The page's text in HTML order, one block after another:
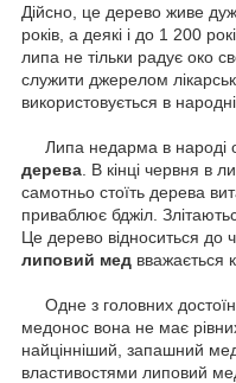
Дійсно, це дерево живе
років, а деякі і до 1 200
липа не тільки радує око
служити джерелом
використовується в
Липа недарма в народі
дерева В кінці червня в
самотньо стоїть дерева
приваблює бджіл.
Це дерево відноситься до
липовий мед вважається
Одне з головних
медонос вона не має
найцінніший, запашний
властивостями липовий